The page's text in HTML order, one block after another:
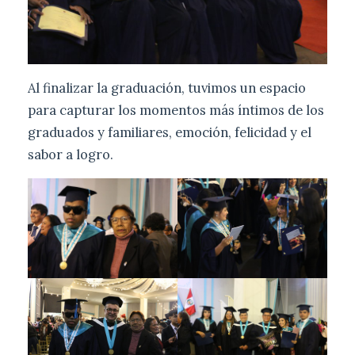
Al finalizar la graduación, tuvimos un espacio
para capturar los momentos más íntimos de los
graduados y familiares, emoción, felicidad y el
sabor a logro.